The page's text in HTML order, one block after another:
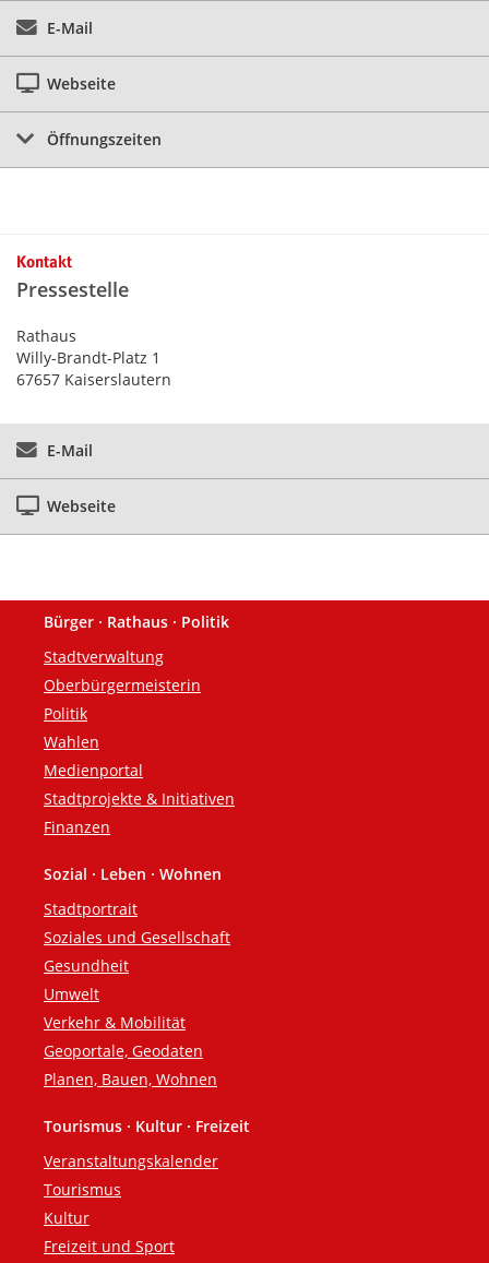
E-Mail
Webseite
Öffnungszeiten
Kontakt
Pressestelle
Rathaus
Willy-Brandt-Platz 1
67657 Kaiserslautern
E-Mail
Webseite
Fußzeile
Bürger · Rathaus · Politik
Stadtverwaltung
Oberbürgermeisterin
Politik
Wahlen
Medienportal
Stadtprojekte & Initiativen
Finanzen
Sozial · Leben · Wohnen
Stadtportrait
Soziales und Gesellschaft
Gesundheit
Umwelt
Verkehr & Mobilität
Geoportale, Geodaten
Planen, Bauen, Wohnen
Tourismus · Kultur · Freizeit
Veranstaltungskalender
Tourismus
Kultur
Freizeit und Sport